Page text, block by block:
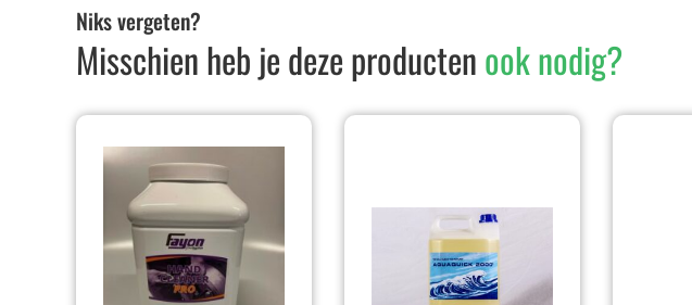
Niks vergeten?
Misschien heb je deze productenook nodig?